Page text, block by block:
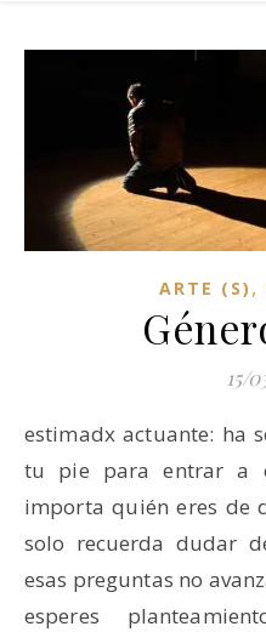
ARTE (S) ,
15/
estimadx actuante: ha sonado la tercera llamada
tu pie para entrar a
importa quién eres de
solo recuerda dudar
esas preguntas no
esperes